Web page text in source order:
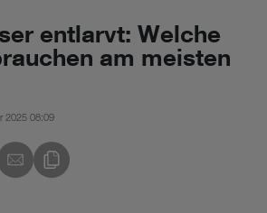
entlarvt: Welche
am meisten
2025 08:09